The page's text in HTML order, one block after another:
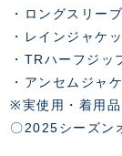
・ロングスリー
・レインジャケ
・TRハーフジッ
・アンセムジャ
※実使用・着用品
〇2025シーズン